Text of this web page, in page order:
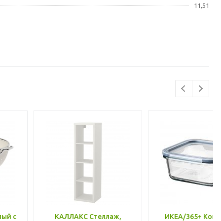
11,51
с
КАЛЛАКС Стеллаж,
ИКЕА/365+